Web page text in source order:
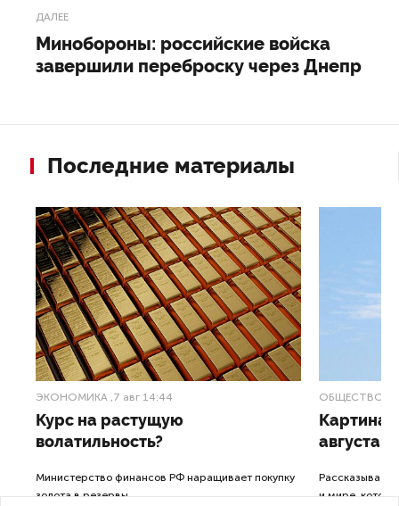
ДАЛЕЕ
Минобороны: российские войска
завершили переброску через Днепр
Последние материалы
ЭКОНОМИКА ,7 авг 14:44
Курс на растущую
волатильность?
Министерство финансов РФ наращивает покупку
золота в резервы.
ОБЩЕСТВО
Картина
августа
Рассказываем
и мире,